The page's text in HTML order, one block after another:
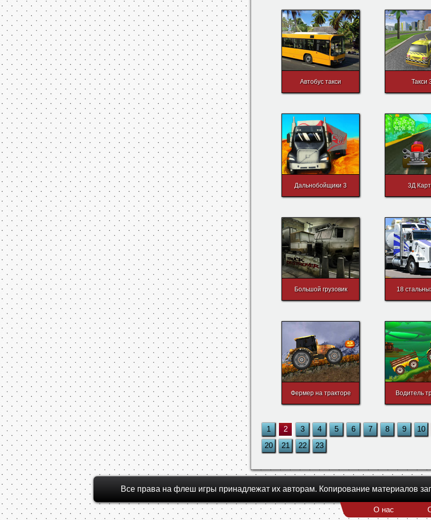
Автобус такси Такси
Дальнобойщики 3 3Д
Большой грузовик 18
Фермер на тракторе Водитель
1 2 3 4 5 6 7 8 9 10
20
21 22 23
Все права на флеш игры принадлежат их авторам. Копирование материалов
О нас